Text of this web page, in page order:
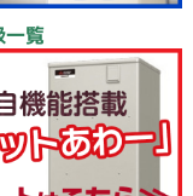
一覧